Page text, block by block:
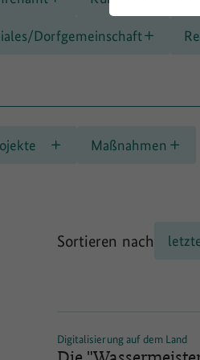
Dorfgemeinschaft
Maßnahmen
Sortieren nach
Digitalisierung auf dem Land